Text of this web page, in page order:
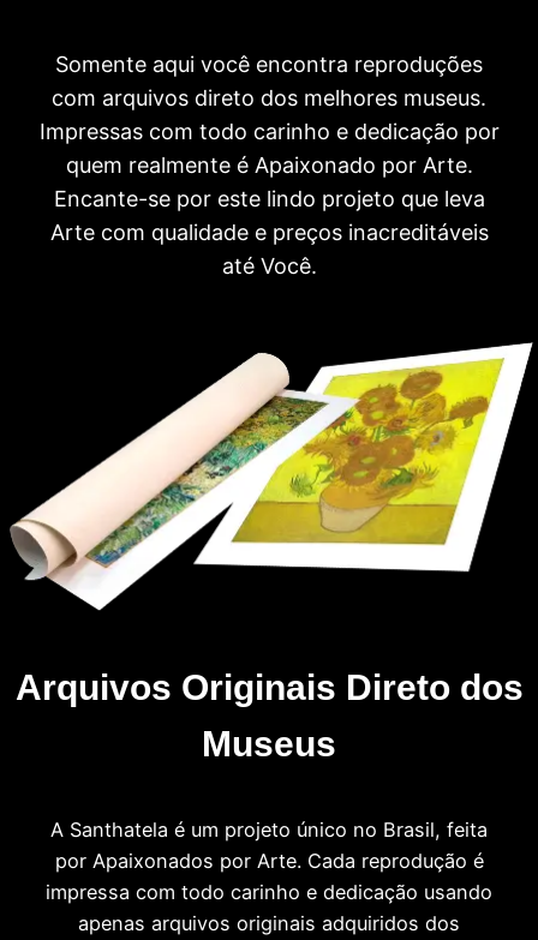
Somente aqui você encontra reproduções
com arquivos direto dos melhores museus.
Impressas com todo carinho e dedicação por
quem realmente é Apaixonado por Arte.
Encante-se por este lindo projeto que leva
Arte com qualidade e preços inacreditáveis
até Você.
Arquivos Originais Direto dos
Museus
A Santhatela é um projeto único no Brasil, feita
por Apaixonados por Arte. Cada reprodução é
impressa com todo carinho e dedicação usando
apenas arquivos originais adquiridos dos